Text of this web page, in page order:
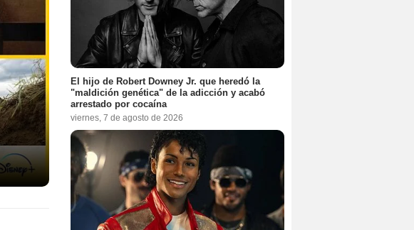
El hijo de Robert Downey Jr. que heredó la
"maldición genética" de la adicción y acabó
arrestado por cocaína
viernes, 7 de agosto de 2026